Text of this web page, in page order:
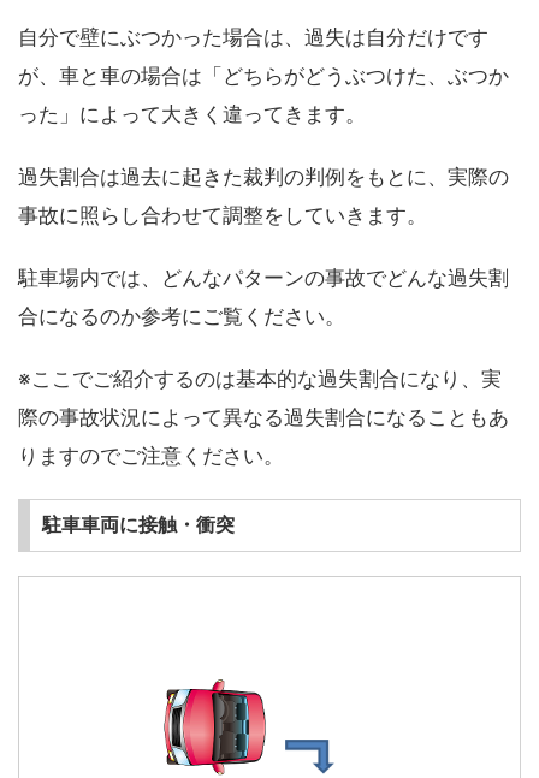
自分で壁にぶつかった場合は、過失は自分だけです
が、車と車の場合は「どちらがどうぶつけた、ぶつか
った」によって大きく違ってきます。
過失割合は過去に起きた裁判の判例をもとに、実際の
事故に照らし合わせて調整をしていきます。
駐車場内では、どんなパターンの事故でどんな過失割
合になるのか参考にご覧ください。
※ここでご紹介するのは基本的な過失割合になり、実
際の事故状況によって異なる過失割合になることもあ
りますのでご注意ください。
駐車車両に接触・衝突